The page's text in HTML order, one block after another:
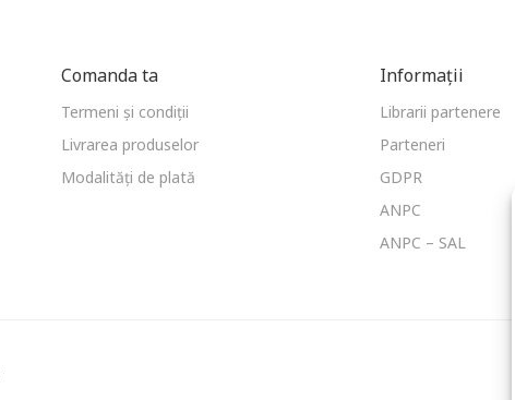
Comanda ta
Termeni și condiții
Livrarea produselor
Modalități de plată
Informații
Librarii partenere
Parteneri
GDPR
ANPC
ANPC – SAL